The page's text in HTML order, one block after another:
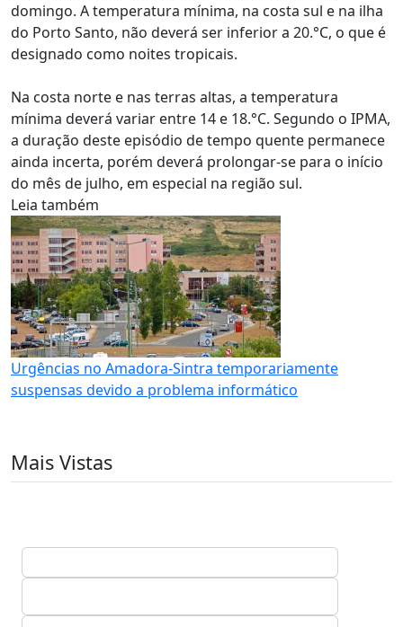
domingo. A temperatura mínima, na costa sul e na ilha
do Porto Santo, não deverá ser inferior a 20.°C, o que é
designado como noites tropicais.
Na costa norte e nas terras altas, a temperatura
mínima deverá variar entre 14 e 18.°C. Segundo o IPMA,
a duração deste episódio de tempo quente permanece
ainda incerta, porém deverá prolongar-se para o início
do mês de julho, em especial na região sul.
Leia também
Urgências no Amadora-Sintra temporariamente
suspensas devido a problema informático
Mais Vistas